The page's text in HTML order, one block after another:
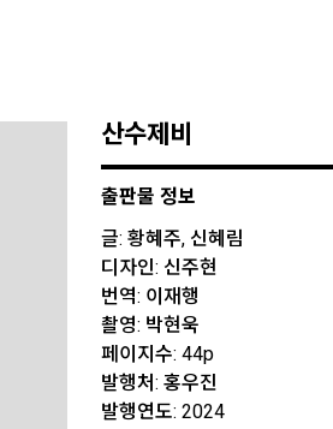
산수제비
출판물 정보
글: 황혜주, 신혜림
디자인: 신주현
번역: 이재행
촬영: 박현욱
페이지수: 44p
발행처: 홍우진
발행연도: 2024